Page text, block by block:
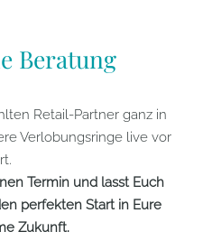
Beratung
Retail-Partner ganz in
Verlobungsringe live vor
Termin und lasst Euch
perfekten Start in Eure
Zukunft.